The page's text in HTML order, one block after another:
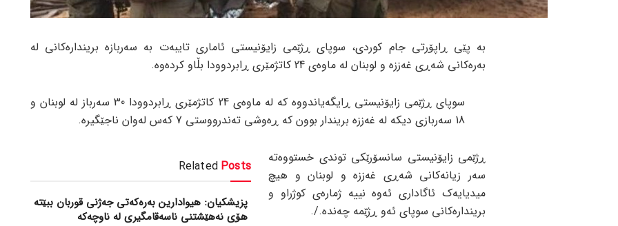
بە پێی ڕاپۆرتی جام کوردی، سوپای ڕژێمی زایۆنیستی ئاماری تایبەت بە سەربازە بریندارەکانی لە
بەرەکانی شەڕی غەززە و لوبنان لە ماوەی 24 کاتژمێری ڕابردوودا بڵاو کردەوە.
سوپای ڕژێمی زایۆنیستی ڕایگەیاندووە کە لە ماوەی 24 کاتژمێری ڕابردوودا 30 سەرباز لە لوبنان و
18 سەربازی دیکە لە غەززە بریندار بوون کە ڕەوشی تەندرووستی 7 کەس لەوان ناجێگیرە.
Related Posts
پزیشکیان: هیوادارین بەرەکەتی جەژنی قوربان ببێتە
هۆی نەهێشتنی ناسەقامگیری لە ناوچەکە
ڕژێمی زایۆنیستی سانسۆرێکی توندی خستووەتە
سەر زیانەکانی شەڕی غەززە و لوبنان و هیچ
میدیایەک ئاگاداری ئەوە نییە ژمارەی کوژراو و
بریندارەکانی سوپای ئەو ڕژێمە چەندە./.